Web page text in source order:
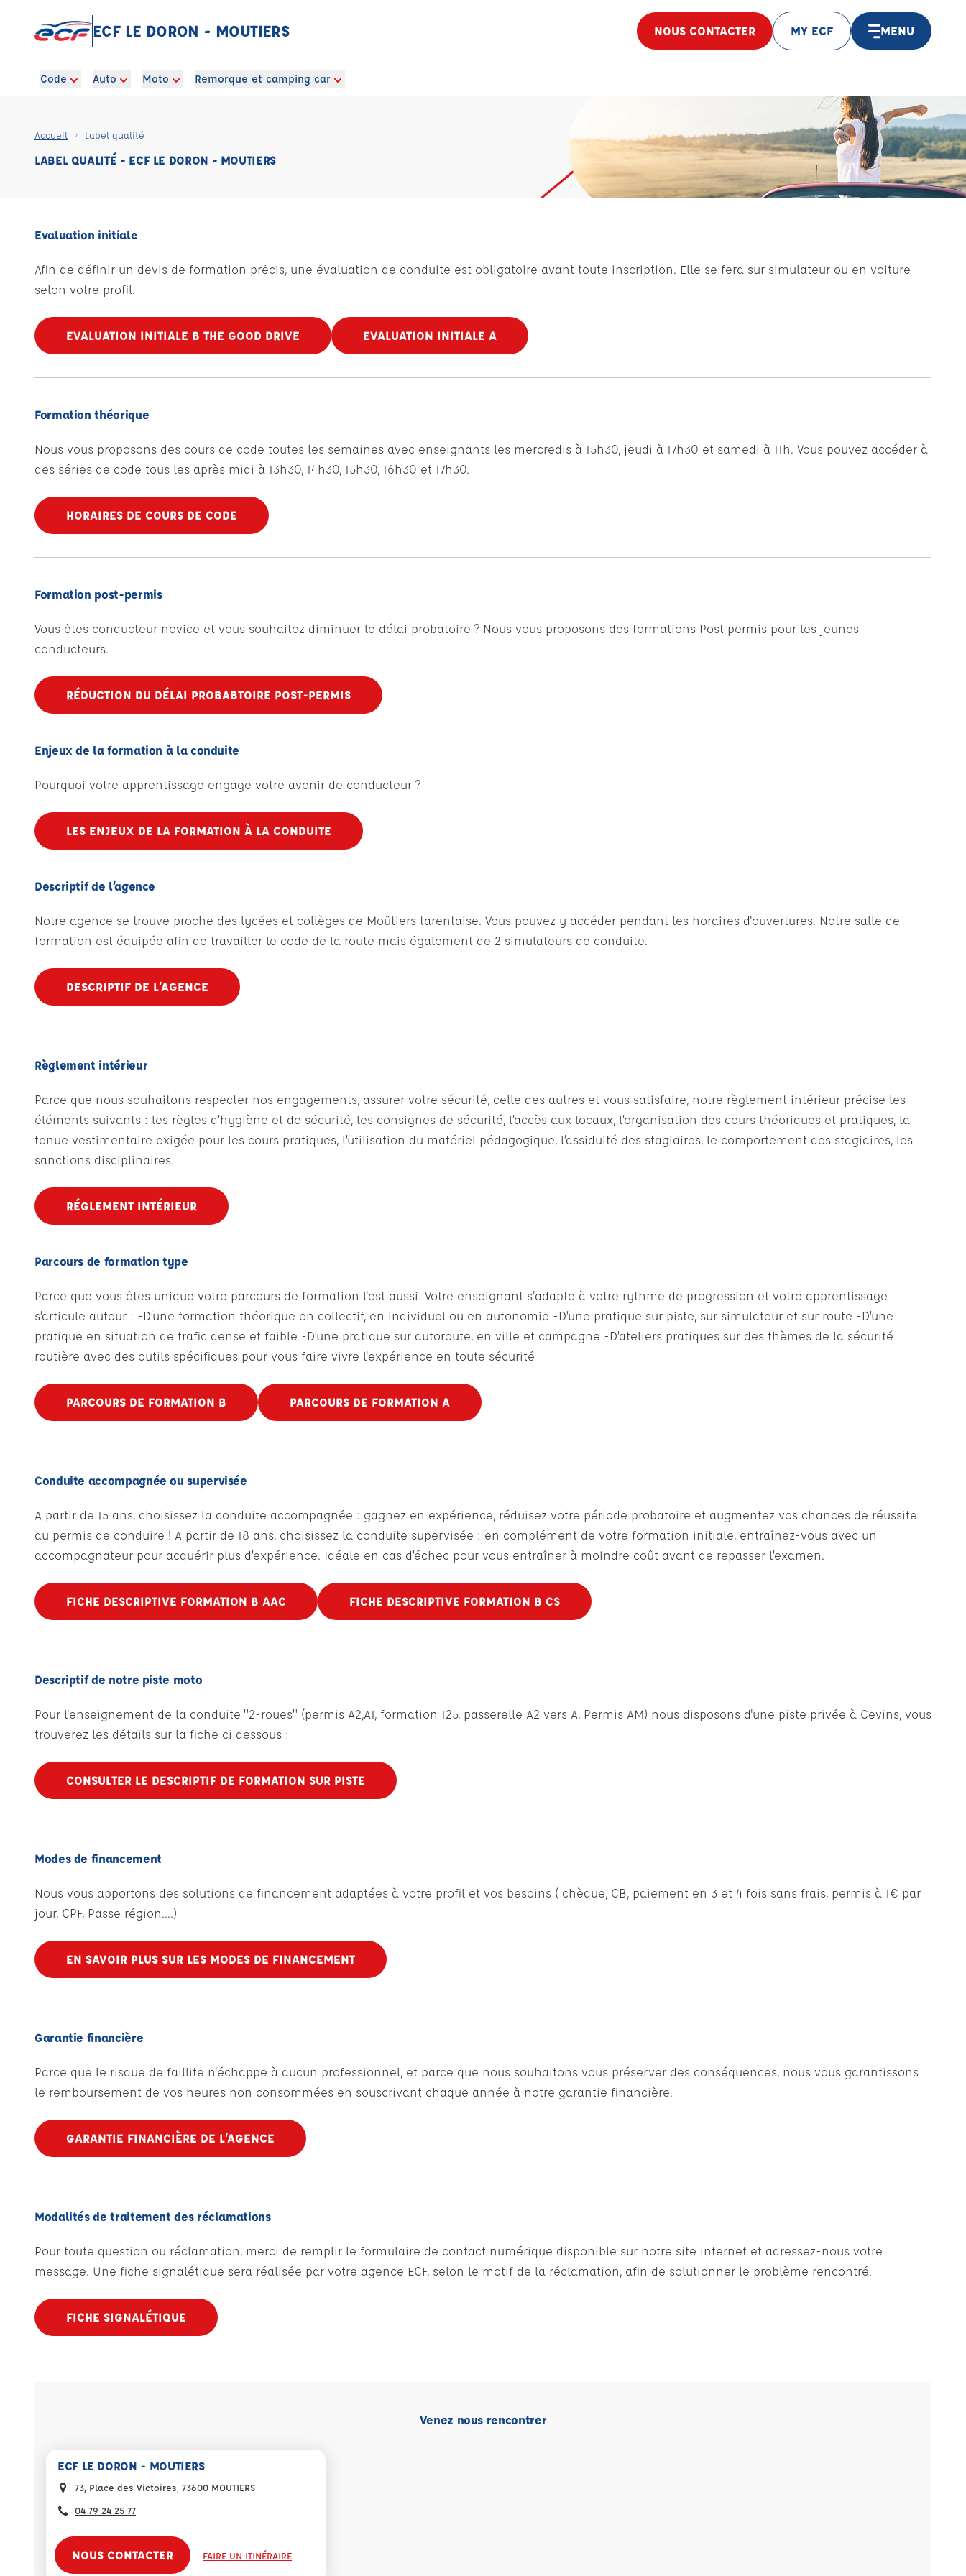
ECF LE DORON - MOUTIERS NOUS CONTACTER MY ECF MENU
Code Auto Moto Remorque et camping car
Accueil Label qualité
LABEL QUALITÉ - ECF LE DORON - MOUTIERS
Evaluation initiale
Afin de définir un devis de formation précis, une évaluation de conduite est obligatoire avant toute inscription. Elle se fera sur simulateur ou en voiture
selon votre profil.
EVALUATION INITIALE B THE GOOD DRIVE EVALUATION INITIALE A
Formation théorique
Nous vous proposons des cours de code toutes les semaines avec enseignants les mercredis à 15h30, jeudi à 17h30 et samedi à 11h. Vous pouvez accéder à
des séries de code tous les après midi à 13h30, 14h30, 15h30, 16h30 et 17h30.
HORAIRES DE COURS DE CODE
Formation post-permis
Vous êtes conducteur novice et vous souhaitez diminuer le délai probatoire ? Nous vous proposons des formations Post permis pour les jeunes
conducteurs.
RÉDUCTION DU DÉLAI PROBABTOIRE POST-PERMIS
Enjeux de la formation à la conduite
Pourquoi votre apprentissage engage votre avenir de conducteur ?
LES ENJEUX DE LA FORMATION À LA CONDUITE
Descriptif de l’agence
Notre agence se trouve proche des lycées et collèges de Moûtiers tarentaise. Vous pouvez y accéder pendant les horaires d'ouvertures. Notre salle de
formation est équipée afin de travailler le code de la route mais également de 2 simulateurs de conduite.
DESCRIPTIF DE L’AGENCE
Règlement intérieur
Parce que nous souhaitons respecter nos engagements, assurer votre sécurité, celle des autres et vous satisfaire, notre règlement intérieur précise les
éléments suivants : les règles d’hygiène et de sécurité, les consignes de sécurité, l’accès aux locaux, l’organisation des cours théoriques et pratiques, la
tenue vestimentaire exigée pour les cours pratiques, l’utilisation du matériel pédagogique, l’assiduité des stagiaires, le comportement des stagiaires, les
sanctions disciplinaires.
RÉGLEMENT INTÉRIEUR
Parcours de formation type
Parce que vous êtes unique votre parcours de formation l'est aussi. Votre enseignant s'adapte à votre rythme de progression et votre apprentissage
s’articule autour : -D’une formation théorique en collectif, en individuel ou en autonomie -D’une pratique sur piste, sur simulateur et sur route -D’une
pratique en situation de trafic dense et faible -D’une pratique sur autoroute, en ville et campagne -D’ateliers pratiques sur des thèmes de la sécurité
routière avec des outils spécifiques pour vous faire vivre l'expérience en toute sécurité
PARCOURS DE FORMATION B PARCOURS DE FORMATION A
Conduite accompagnée ou supervisée
A partir de 15 ans, choisissez la conduite accompagnée : gagnez en expérience, réduisez votre période probatoire et augmentez vos chances de réussite
au permis de conduire ! A partir de 18 ans, choisissez la conduite supervisée : en complément de votre formation initiale, entraînez-vous avec un
accompagnateur pour acquérir plus d’expérience. Idéale en cas d’échec pour vous entraîner à moindre coût avant de repasser l’examen.
FICHE DESCRIPTIVE FORMATION B AAC FICHE DESCRIPTIVE FORMATION B CS
Descriptif de notre piste moto
Pour l'enseignement de la conduite "2-roues" (permis A2,A1, formation 125, passerelle A2 vers A, Permis AM) nous disposons d'une piste privée à Cevins, vous
trouverez les détails sur la fiche ci dessous :
CONSULTER LE DESCRIPTIF DE FORMATION SUR PISTE
Modes de financement
Nous vous apportons des solutions de financement adaptées à votre profil et vos besoins ( chèque, CB, paiement en 3 et 4 fois sans frais, permis à 1€ par
jour, CPF, Passe région....)
EN SAVOIR PLUS SUR LES MODES DE FINANCEMENT
Garantie financière
Parce que le risque de faillite n'échappe à aucun professionnel, et parce que nous souhaitons vous préserver des conséquences, nous vous garantissons
le remboursement de vos heures non consommées en souscrivant chaque année à notre garantie financière.
GARANTIE FINANCIÈRE DE L’AGENCE
Modalités de traitement des réclamations
Pour toute question ou réclamation, merci de remplir le formulaire de contact numérique disponible sur notre site internet et adressez-nous votre
message. Une fiche signalétique sera réalisée par votre agence ECF, selon le motif de la réclamation, afin de solutionner le problème rencontré.
FICHE SIGNALÉTIQUE
Venez nous rencontrer
ECF LE DORON - MOUTIERS
73, Place des Victoires, 73600 MOUTIERS
04 79 24 25 77
NOUS CONTACTER FAIRE UN ITINÉRAIRE